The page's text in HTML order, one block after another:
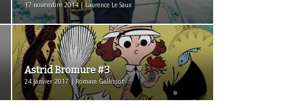
17 novembre 2014 | Laurence Le Saux
Astrid Bromure #3
24 janvier 2017 | Romain Gallissot